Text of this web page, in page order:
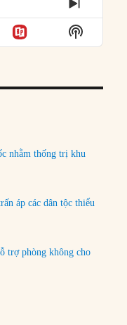
NEXT
Show
Podcast
nhằm thống trị khu
áp các dân tộc thiểu
trợ phòng không cho